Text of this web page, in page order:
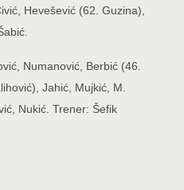
Hevešević (62. Guzina),
Numanović, Berbić (46.
Jahić, Mujkić, M.
Nukić. Trener: Šefik